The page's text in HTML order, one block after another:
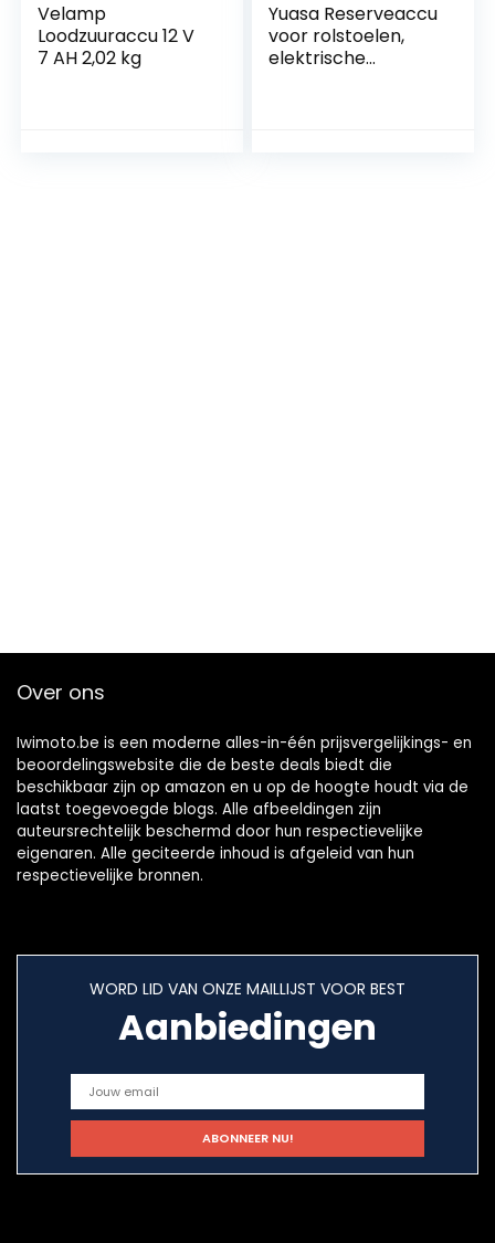
Velamp
Loodzuuraccu 12 V
7 AH 2,02 kg
Yuasa Reserveaccu
voor rolstoelen,
elektrische
Over ons
Iwimoto.be is een moderne alles-in-één prijsvergelijkings- en
beoordelingswebsite die de beste deals biedt die
beschikbaar zijn op amazon en u op de hoogte houdt via de
laatst toegevoegde blogs. Alle afbeeldingen zijn
auteursrechtelijk beschermd door hun respectievelijke
eigenaren. Alle geciteerde inhoud is afgeleid van hun
respectievelijke bronnen.
WORD LID VAN ONZE MAILLIJST VOOR BEST
Aanbiedingen